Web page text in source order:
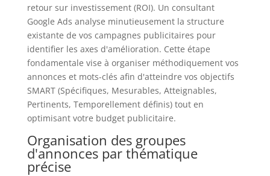
retour sur investissement (ROI). Un consultant
Google Ads analyse minutieusement la structure
existante de vos campagnes publicitaires pour
identifier les axes d'amélioration. Cette étape
fondamentale vise à organiser méthodiquement vos
annonces et mots-clés afin d'atteindre vos objectifs
SMART (Spécifiques, Mesurables, Atteignables,
Pertinents, Temporellement définis) tout en
optimisant votre budget publicitaire.
Organisation des groupes
d'annonces par thématique
précise